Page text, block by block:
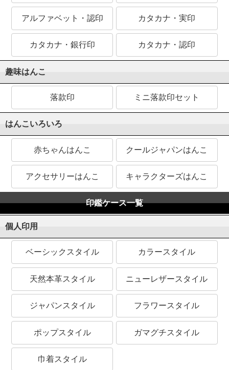
アルファベット・認印 カタカナ・実印
カタカナ・銀行印 カタカナ・認印
趣味はんこ
落款印 ミニ落款印セット
はんこいろいろ
赤ちゃんはんこ クールジャパンはんこ
アクセサリーはんこ キャラクターズはんこ
印鑑ケース一覧
個人印用
ベーシックスタイル カラースタイル
天然本革スタイル ニューレザースタイル
ジャパンスタイル フラワースタイル
ポップスタイル ガマグチスタイル
巾着スタイル